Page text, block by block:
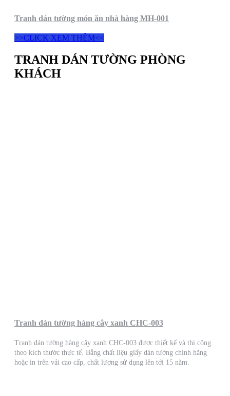
Tranh dán tường món ăn nhà hàng MH-001
>>CLICK XEM THÊM<<
TRANH DÁN TƯỜNG PHÒNG
KHÁCH
Tranh dán tường hàng cây xanh CHC-003
Tranh dán tường hàng cây xanh CHC-003 được thiết kế và thi công
theo kích thước thực tế. Bằng chất liệu giấy dán tường chính hãng
hoặc in trên vải cao cấp, chất lượng sử dụng lên tới 15 năm.